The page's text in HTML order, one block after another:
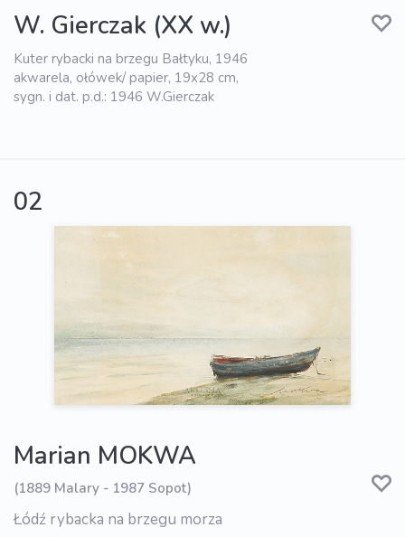
W. Gierczak (XX w.)
Kuter rybacki na brzegu Bałtyku, 1946
akwarela, ołówek/ papier, 19x28 cm,
sygn. i dat. p.d.: 1946 W.Gierczak
02
Marian MOKWA
(1889 Malary - 1987 Sopot)
Łódź rybacka na brzegu morza